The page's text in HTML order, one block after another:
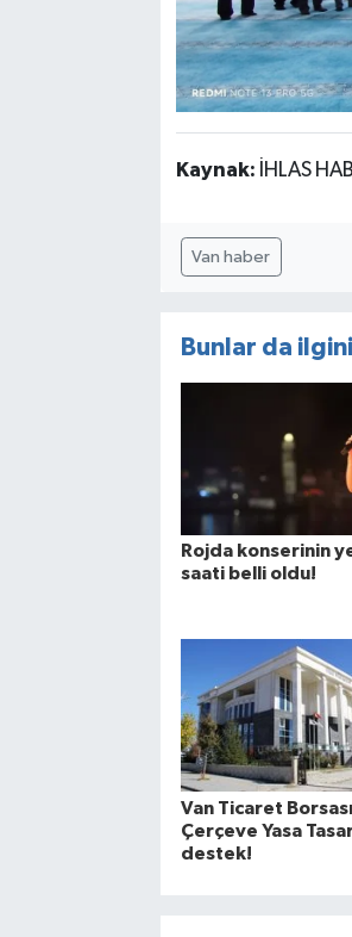
Kaynak: İHLAS
Van haber
Bunlar da
Rojda konserinin
saati belli oldu!
Van Ticaret
Çerçeve Yasa
destek!